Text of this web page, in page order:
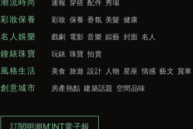
速報 穿搭 配件 秀場
彩妝保養 彩妝 保養 香氛 美髮 健康
名人娛樂 戲劇 電影 音樂 綜藝 封面 名人
鐘錶珠寶 玩錶 珠寶 拍賣
風格生活 美食 旅遊 設計 人物 星座 情感 藝文 賞車
創意城市 房產熱點 建築話題 空間品味
訂閱明潮M’INT電子報